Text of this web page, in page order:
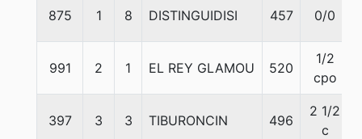
875 1 8 DISTINGUIDISI 457 0/0
991 2 1 EL REY GLAMOU 520
1/2
cpo
397 3 3 TIBURONCIN 496
2 1/2
c